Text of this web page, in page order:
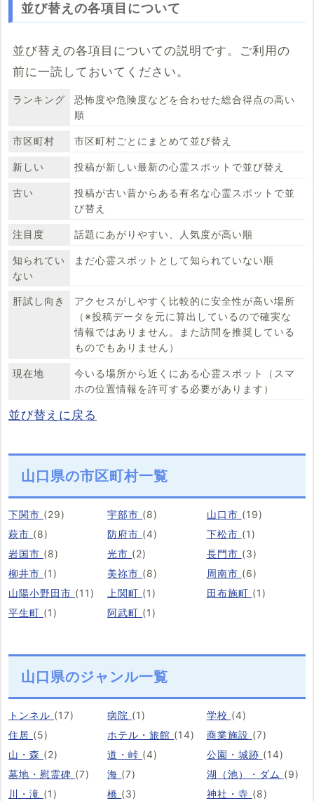
並び替えの各項目について
並び替えの各項目についての説明です。ご利用の
前に一読しておいてください。
ランキング
恐怖度や危険度などを合わせた総合得点の高い
順
市区町村 市区町村ごとにまとめて並び替え
新しい 投稿が新しい最新の心霊スポットで並び替え
古い
投稿が古い昔からある有名な心霊スポットで並
び替え
注目度 話題にあがりやすい、人気度が高い順
知られてい
ない
まだ心霊スポットとして知られていない順
肝試し向き
アクセスがしやすく比較的に安全性が高い場所
（※投稿データを元に算出しているので確実な
情報ではありません。また訪問を推奨している
ものでもありません）
現在地
今いる場所から近くにある心霊スポット（スマ
ホの位置情報を許可する必要があります）
並び替えに戻る
山口県の市区町村一覧
下関市 (29) 宇部市 (8) 山口市 (19)
萩市 (8) 防府市 (4) 下松市 (1)
岩国市 (8) 光市 (2) 長門市 (3)
柳井市 (1) 美祢市 (8) 周南市 (6)
山陽小野田市 (11) 上関町 (1) 田布施町 (1)
平生町 (1) 阿武町 (1)
山口県のジャンル一覧
トンネル (17) 病院 (1) 学校 (4)
住居 (5) ホテル・旅館 (14) 商業施設 (7)
山・森 (2) 道・峠 (4) 公園・城跡 (14)
墓地・慰霊碑 (7) 海 (7) 湖（池）・ダム (9)
川・滝 (1) 橋 (3) 神社・寺 (8)